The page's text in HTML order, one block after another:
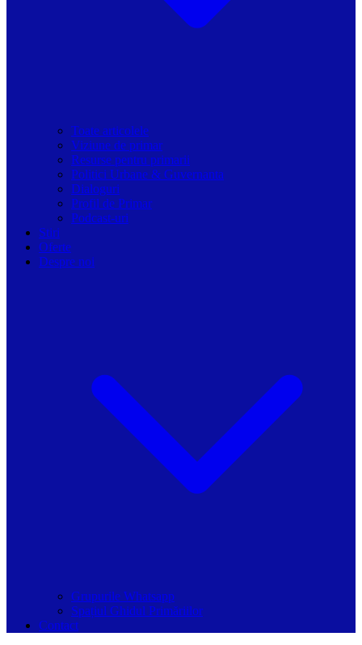
Toate articolele
Viziune de primar
Resurse pentru primarii
Politici Urbane & Guvernanta
Dialoguri
Profil de Primar
Podcast-uri
Stiri
Oferte
Despre noi
Grupurile Whatsapp
Spațiul Ghidul Primăriilor
Contact